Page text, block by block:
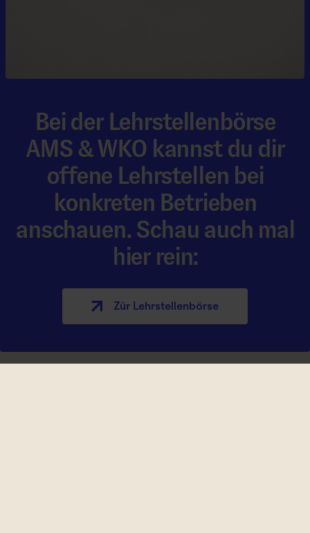
Bei der Lehrstellenbörse
AMS & WKO kannst du dir
offene Lehrstellen bei
konkreten Betrieben
anschauen. Schau auch mal
hier rein:
Zür Lehrstellen­börse